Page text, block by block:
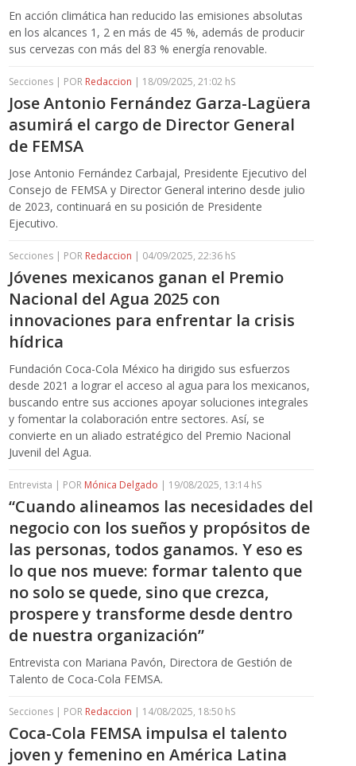
En acción climática han reducido las emisiones absolutas
en los alcances 1, 2 en más de 45 %, además de producir
sus cervezas con más del 83 % energía renovable.
Secciones | POR Redaccion | 18/09/2025, 21:02 hS
Jose Antonio Fernández Garza-Lagüera
asumirá el cargo de Director General
de FEMSA
Jose Antonio Fernández Carbajal, Presidente Ejecutivo del
Consejo de FEMSA y Director General interino desde julio
de 2023, continuará en su posición de Presidente
Ejecutivo.
Secciones | POR Redaccion | 04/09/2025, 22:36 hS
Jóvenes mexicanos ganan el Premio
Nacional del Agua 2025 con
innovaciones para enfrentar la crisis
hídrica
Fundación Coca-Cola México ha dirigido sus esfuerzos
desde 2021 a lograr el acceso al agua para los mexicanos,
buscando entre sus acciones apoyar soluciones integrales
y fomentar la colaboración entre sectores. Así, se
convierte en un aliado estratégico del Premio Nacional
Juvenil del Agua.
Entrevista | POR Mónica Delgado | 19/08/2025, 13:14 hS
“Cuando alineamos las necesidades del
negocio con los sueños y propósitos de
las personas, todos ganamos. Y eso es
lo que nos mueve: formar talento que
no solo se quede, sino que crezca,
prospere y transforme desde dentro
de nuestra organización”
Entrevista con Mariana Pavón, Directora de Gestión de
Talento de Coca-Cola FEMSA.
Secciones | POR Redaccion | 14/08/2025, 18:50 hS
Coca-Cola FEMSA impulsa el talento
joven y femenino en América Latina